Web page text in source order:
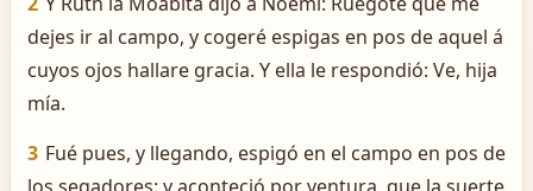
dejes ir al campo, y cogeré espigas en pos de aquel á
cuyos ojos hallare gracia. Y ella le respondió: Ve, hija
mía.
3 Fué pues, y llegando, espigó en el campo en pos de